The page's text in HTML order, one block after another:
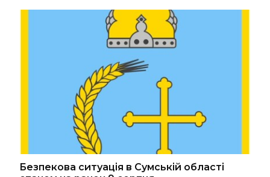
Безпекова ситуація в Сумській області